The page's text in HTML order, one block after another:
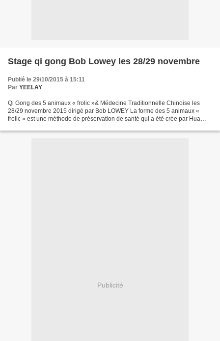
Stage qi gong Bob Lowey les 28/29 novembre
Publié le 29/10/2015 à 15:11
Par YEELAY
Qi Gong des 5 animaux « frolic »& Médecine Traditionnelle Chinoise les
28/29 novembre 2015 dirigé par Bob LOWEY La forme des 5 animaux «
frolic » est une méthode de préservation de santé qui a été crée par Hua
Publicité